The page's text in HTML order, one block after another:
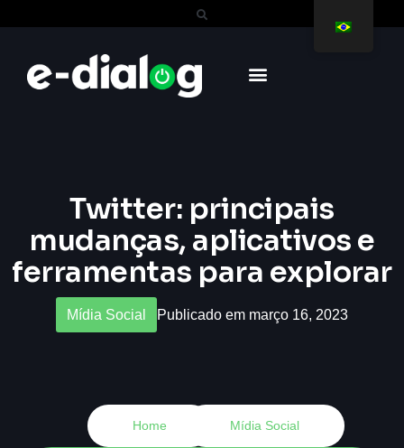
Twitter: principais
mudanças, aplicativos e
ferramentas para explorar
Mídia Social Publicado em março 16, 2023
Home Mídia Social